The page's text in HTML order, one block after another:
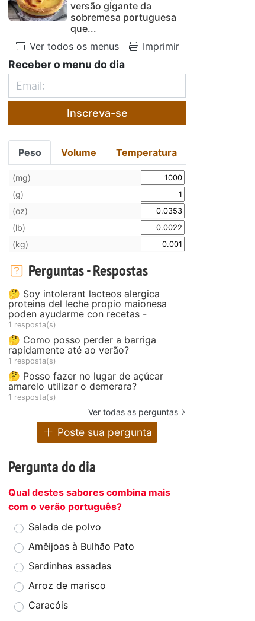
versão gigante da
sobremesa portuguesa
que...
Ver todos os menus
Imprimir
Receber o menu do dia
Inscreva-se
Peso Volume Temperatura
(mg)
(g)
(oz)
(lb)
(kg)
Perguntas - Respostas
🤔 Soy intolerant lacteos alergica
proteina del leche propio maionesa
poden ayudarme con recetas -
1 resposta(s)
🤔 Como posso perder a barriga
rapidamente até ao verão?
1 resposta(s)
🤔 Posso fazer no lugar de açúcar
amarelo utilizar o demerara?
1 resposta(s)
Ver todas as perguntas
Poste sua pergunta
Pergunta do dia
Qual destes sabores combina mais
com o verão português?
Salada de polvo
Amêijoas à Bulhão Pato
Sardinhas assadas
Arroz de marisco
Caracóis